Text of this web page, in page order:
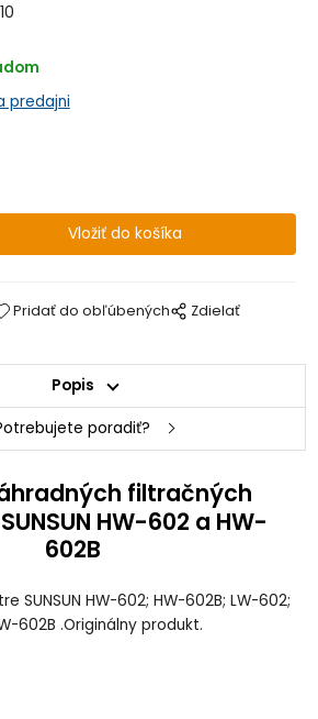
predajni
Pridať do obľúbených Zdielať
Popis
poradiť?
filtračných
HW-602 a HW-
602B
SUNSUN HW-602; HW-602B; LW-602;
602B .Originálny produkt.